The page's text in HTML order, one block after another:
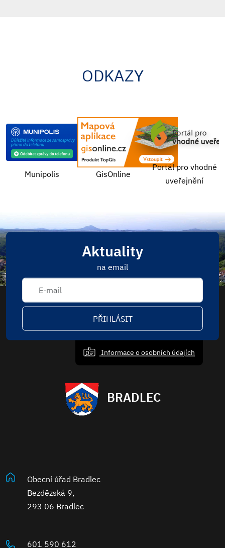
ODKAZY
Munipolis GisOnline
Portál pro vhodné
uveřejnění
Aktuality
na email
PŘIHLÁSIT
Informace o osobních údajích
BRADLEC
Obecní úřad Bradlec
Bezdězská 9,
293 06 Bradlec
601 590 612